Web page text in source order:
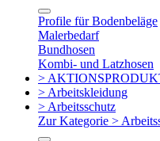
Profile für Bodenbeläge
Malerbedarf
Bundhosen
Kombi- und Latzhosen
>
> Arbeitskleidung
> Arbeitsschutz
Zur Kategorie >